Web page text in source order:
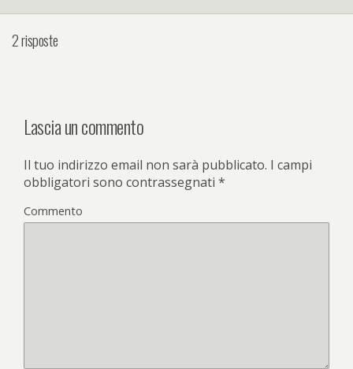
2 risposte
Lascia un commento
Il tuo indirizzo email non sarà pubblicato. I campi
obbligatori sono contrassegnati *
Commento